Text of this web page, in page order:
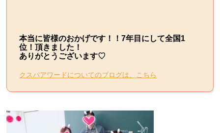
本当に皆様のおかげです！！7年目にして全国1
位！頂きました！
ありがとうございます♡
クスパアワードについてのブログは、こちら